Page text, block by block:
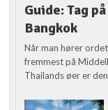
Guide: Tag
Bangkok
Når man hører
fremmest på
Thailands øer er